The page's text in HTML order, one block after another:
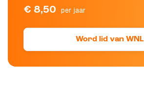
€ 8,50 per jaar
Word lid van WNL